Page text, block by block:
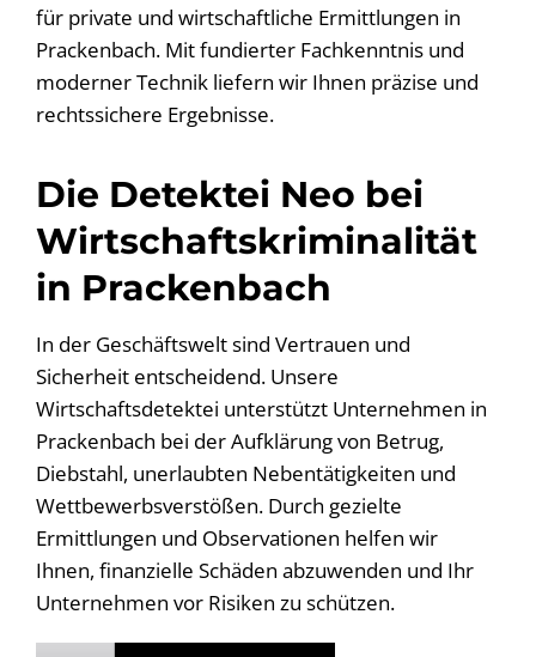
für private und wirtschaftliche Ermittlungen in
Prackenbach. Mit fundierter Fachkenntnis und
moderner Technik liefern wir Ihnen präzise und
rechtssichere Ergebnisse.
Die Detektei Neo bei
Wirtschaftskriminalität
in Prackenbach
In der Geschäftswelt sind Vertrauen und
Sicherheit entscheidend. Unsere
Wirtschaftsdetektei unterstützt Unternehmen in
Prackenbach bei der Aufklärung von Betrug,
Diebstahl, unerlaubten Nebentätigkeiten und
Wettbewerbsverstößen. Durch gezielte
Ermittlungen und Observationen helfen wir
Ihnen, finanzielle Schäden abzuwenden und Ihr
Unternehmen vor Risiken zu schützen.